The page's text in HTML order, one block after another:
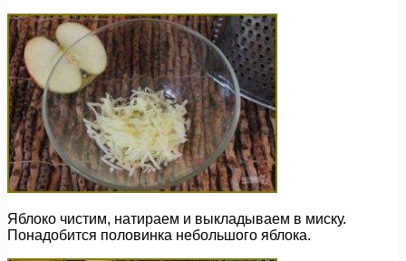
Яблоко чистим, натираем и выкладываем в миску.
Понадобится половинка небольшого яблока.